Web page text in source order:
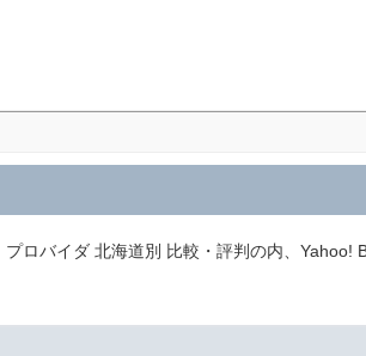
プロバイダ 北海道別 比較・評判の内、Yahoo!